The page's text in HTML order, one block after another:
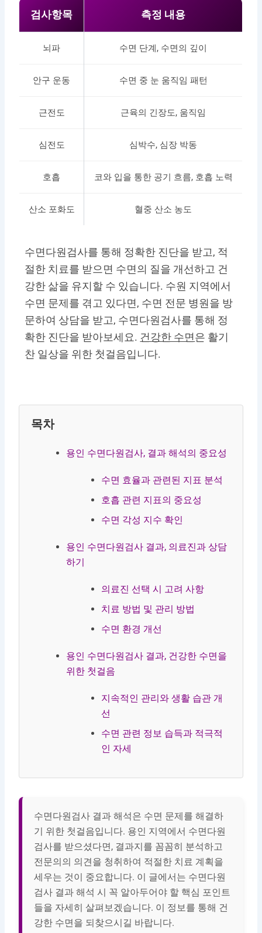
검사항목 측정 내용
뇌파 수면 단계, 수면의 깊이
안구 운동 수면 중 눈 움직임 패턴
근전도 근육의 긴장도, 움직임
심전도 심박수, 심장 박동
호흡 코와 입을 통한 공기 흐름, 호흡 노력
산소 포화도 혈중 산소 농도
수면다원검사를 통해 정확한 진단을 받고, 적
절한 치료를 받으면 수면의 질을 개선하고 건
강한 삶을 유지할 수 있습니다. 수원 지역에서
수면 문제를 겪고 있다면, 수면 전문 병원을 방
문하여 상담을 받고, 수면다원검사를 통해 정
확한 진단을 받아보세요. 건강한 수면은 활기
찬 일상을 위한 첫걸음입니다.
목차
용인 수면다원검사, 결과 해석의 중요성
수면 효율과 관련된 지표 분석
호흡 관련 지표의 중요성
수면 각성 지수 확인
용인 수면다원검사 결과, 의료진과 상담
하기
의료진 선택 시 고려 사항
치료 방법 및 관리 방법
수면 환경 개선
용인 수면다원검사 결과, 건강한 수면을
위한 첫걸음
지속적인 관리와 생활 습관 개
선
수면 관련 정보 습득과 적극적
인 자세
수면다원검사 결과 해석은 수면 문제를 해결하
기 위한 첫걸음입니다. 용인 지역에서 수면다원
검사를 받으셨다면, 결과지를 꼼꼼히 분석하고
전문의의 의견을 청취하여 적절한 치료 계획을
세우는 것이 중요합니다. 이 글에서는 수면다원
검사 결과 해석 시 꼭 알아두어야 할 핵심 포인트
들을 자세히 살펴보겠습니다. 이 정보를 통해 건
강한 수면을 되찾으시길 바랍니다.